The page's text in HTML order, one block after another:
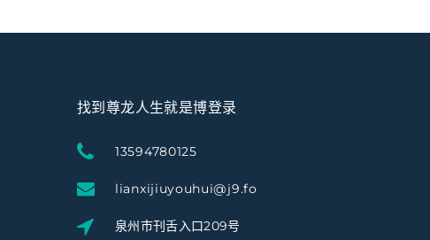
找到尊龙人生就是博登录
13594780125
lianxijiuyouhui@j9.fo
泉州市刊舌入口209号